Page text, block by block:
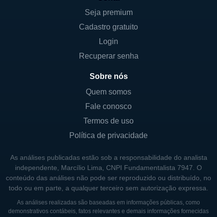
melhorar a experiência do cliente,
Um dos diferenciais da Eagle Bancorp é seu
comunidade. A empresa apoia diversas
iniciativas locais, como eventos comunitários
e programas de desenvolvimento
econômico, o que reforça seu compromisso
em ser um cidadão corporativo responsável.
lealdade dos clientes e contribui para um
ambiente de negócios sustentável.
HISTÓRICO DA EAGLE BANCORP
Seja premium
Cadastro gratuito
Login
Recuperar senha
Sobre nós
Quem somos
Fale conosco
Termos de uso
Política de privacidade
As análises publicadas estão sob a responsabilidade do analista
independente, Marcílio Lima, CNPI Fundamentalista 7947. O
conteúdo das análises não pode ser reproduzido ou distribuído, no
todo ou em parte, a qualquer terceiro sem autorização expressa.
As análises realizadas são baseadas em informações públicas, como
demonstrativos contábeis, fatos relevantes e demais informações fornecidas